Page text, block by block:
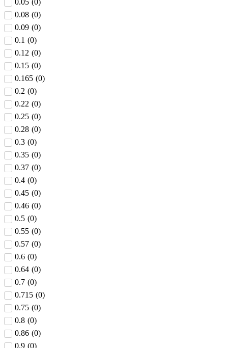
0.08 (0)
0.09 (0)
0.1 (0)
0.12 (0)
0.15 (0)
0.165 (0)
0.2 (0)
0.22 (0)
0.25 (0)
0.28 (0)
0.3 (0)
0.35 (0)
0.37 (0)
0.4 (0)
0.45 (0)
0.46 (0)
0.5 (0)
0.55 (0)
0.57 (0)
0.6 (0)
0.64 (0)
0.7 (0)
0.715 (0)
0.75 (0)
0.8 (0)
0.86 (0)
0.9 (0)